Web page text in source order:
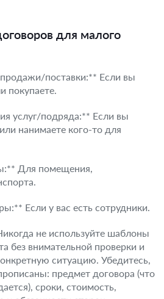
для малого
поставки:** Если вы
покупаете.
услуг/подряда:** Если вы
нанимаете кого-то для
Для помещения,
Если у вас есть сотрудники.
не используйте шаблоны
без внимательной проверки и
ситуацию. Убедитесь,
предмет договора (что
сроки, стоимость,